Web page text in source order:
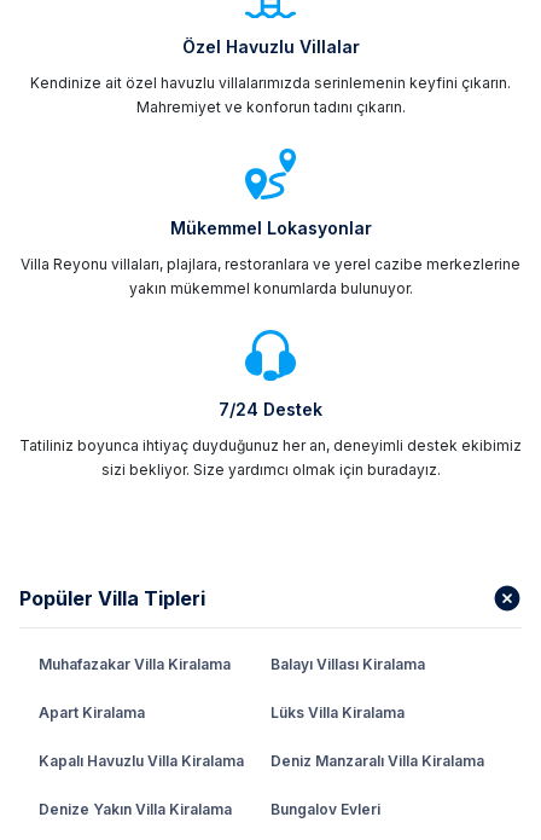
Özel Havuzlu Villalar
Kendinize ait özel havuzlu villalarımızda serinlemenin keyfini çıkarın.
Mahremiyet ve konforun tadını çıkarın.
Mükemmel Lokasyonlar
Villa Reyonu villaları, plajlara, restoranlara ve yerel cazibe merkezlerine
yakın mükemmel konumlarda bulunuyor.
7/24 Destek
Tatiliniz boyunca ihtiyaç duyduğunuz her an, deneyimli destek ekibimiz
sizi bekliyor. Size yardımcı olmak için buradayız.
Popüler Villa Tipleri
Muhafazakar Villa Kiralama Balayı Villası Kiralama
Apart Kiralama Lüks Villa Kiralama
Kapalı Havuzlu Villa Kiralama Deniz Manzaralı Villa Kiralama
Denize Yakın Villa Kiralama Bungalov Evleri